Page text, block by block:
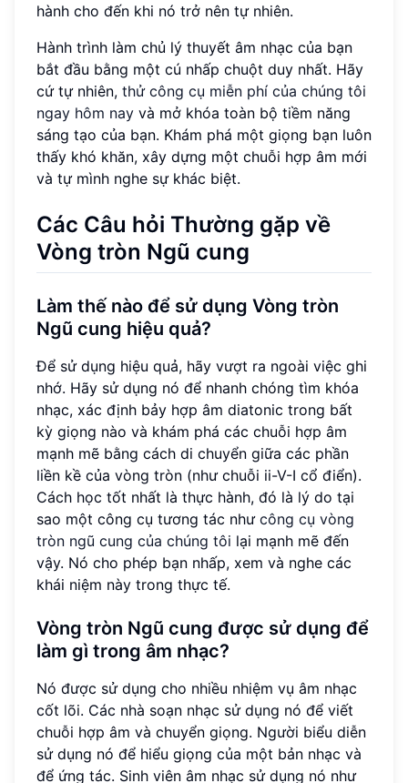
hành cho đến khi nó trở nên tự nhiên.
Hành trình làm chủ lý thuyết âm nhạc của bạn
bắt đầu bằng một cú nhấp chuột duy nhất. Hãy
cứ tự nhiên, thử công cụ miễn phí của chúng tôi
ngay hôm nay và mở khóa toàn bộ tiềm năng
sáng tạo của bạn. Khám phá một giọng bạn luôn
thấy khó khăn, xây dựng một chuỗi hợp âm mới
và tự mình nghe sự khác biệt.
Các Câu hỏi Thường gặp về
Vòng tròn Ngũ cung
Làm thế nào để sử dụng Vòng tròn
Ngũ cung hiệu quả?
Để sử dụng hiệu quả, hãy vượt ra ngoài việc ghi
nhớ. Hãy sử dụng nó để nhanh chóng tìm khóa
nhạc, xác định bảy hợp âm diatonic trong bất
kỳ giọng nào và khám phá các chuỗi hợp âm
mạnh mẽ bằng cách di chuyển giữa các phần
liền kề của vòng tròn (như chuỗi ii-V-I cổ điển).
Cách học tốt nhất là thực hành, đó là lý do tại
sao một công cụ tương tác như công cụ vòng
tròn ngũ cung của chúng tôi lại mạnh mẽ đến
vậy. Nó cho phép bạn nhấp, xem và nghe các
khái niệm này trong thực tế.
Vòng tròn Ngũ cung được sử dụng để
làm gì trong âm nhạc?
Nó được sử dụng cho nhiều nhiệm vụ âm nhạc
cốt lõi. Các nhà soạn nhạc sử dụng nó để viết
chuỗi hợp âm và chuyển giọng. Người biểu diễn
sử dụng nó để hiểu giọng của một bản nhạc và
để ứng tác. Sinh viên âm nhạc sử dụng nó như